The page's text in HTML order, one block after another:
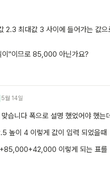
2.3 최대값 3 사이에 들어가는 값
이"이므로 85,000 아닌가요?
5월 14일
맞습니다 폭으로 설명 했었어야 했는
높이 4 이렇게 값이 입력 되었을때
이렇게 되는 표를